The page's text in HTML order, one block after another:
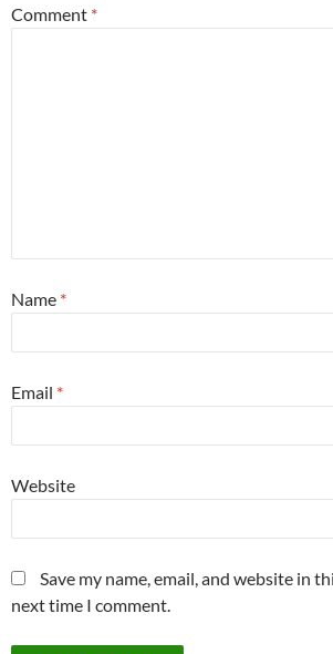
Comment *
Name *
Email *
Website
Save my name, email, and website in
next time I comment.